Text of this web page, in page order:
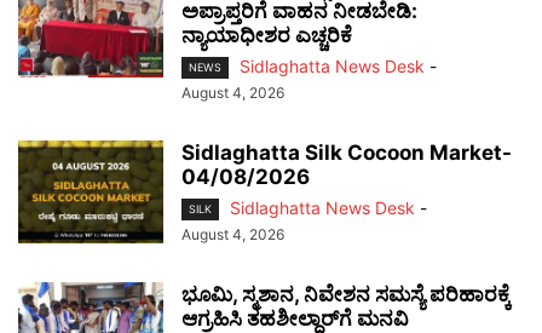
ಅಪ್ರಾಪ್ತರಿಗೆ ವಾಹನ ನೀಡಬೇಡಿ:
ನ್ಯಾಯಾಧೀಶರ ಎಚ್ಚರಿಕೆ
NEWS Sidlaghatta News Desk -
August 4, 2026
Sidlaghatta Silk Cocoon Market-
04/08/2026
SILK Sidlaghatta News Desk -
August 4, 2026
ಭೂಮಿ, ಸ್ಮಶಾನ, ನಿವೇಶನ ಸಮಸ್ಯೆ ಪರಿಹಾರಕ್ಕೆ
ಆಗ್ರಹಿಸಿ ತಹಶೀಲ್ದಾರ್‌ಗೆ ಮನವಿ